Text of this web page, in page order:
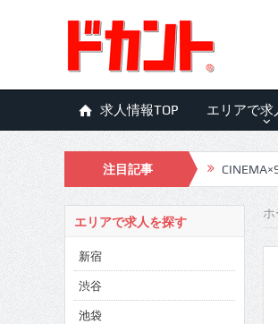
求人情報TOP エリアで求
注目記事
ホ
エリアで求人を探す
新宿
渋谷
池袋